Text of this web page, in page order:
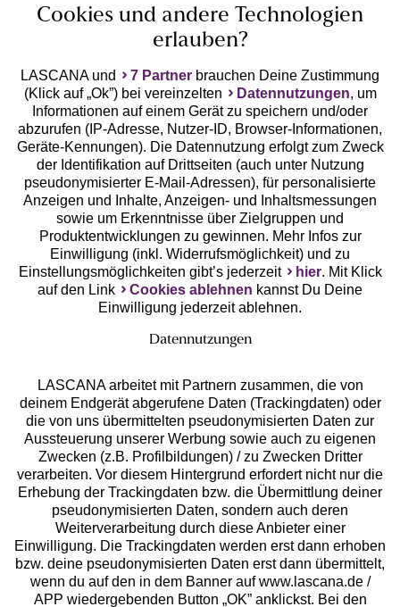
Geprüfte Sicherheit
Unsere Apps
Services
Beratung
Über uns
Rechtliches
Cookies und andere Technologien
erlauben?
LASCANA und 7 Partner brauchen Deine Zustimmung
(Klick auf „Ok”) bei vereinzelten
Datennutzungen, um
Informationen auf einem Gerät zu speichern und/oder
abzurufen (IP-Adresse, Nutzer-ID, Browser-Informationen,
Geräte-Kennungen). Die Datennutzung erfolgt zum Zweck
der Identifikation auf Drittseiten (auch unter Nutzung
pseudonymisierter E-Mail-Adressen), für personalisierte
Anzeigen und Inhalte, Anzeigen- und Inhaltsmessungen
sowie um Erkenntnisse über Zielgruppen und
Produktentwicklungen zu gewinnen. Mehr Infos zur
Einwilligung (inkl. Widerrufsmöglichkeit) und zu
Einstellungsmöglichkeiten gibt’s jederzeit
hier. Mit Klick
auf den Link
Cookies ablehnen kannst Du Deine
Einwilligung jederzeit ablehnen.
Datennutzungen
LASCANA arbeitet mit Partnern zusammen, die von
deinem Endgerät abgerufene Daten (Trackingdaten) oder
die von uns übermittelten pseudonymisierten Daten zur
Aussteuerung unserer Werbung sowie auch zu eigenen
Zwecken (z.B. Profilbildungen) / zu Zwecken Dritter
verarbeiten. Vor diesem Hintergrund erfordert nicht nur die
Erhebung der Trackingdaten bzw. die Übermittlung deiner
pseudonymisierten Daten, sondern auch deren
Weiterverarbeitung durch diese Anbieter einer
Einwilligung. Die Trackingdaten werden erst dann erhoben
bzw. deine pseudonymisierten Daten erst dann übermittelt,
wenn du auf den in dem Banner auf www.lascana.de /
APP wiedergebenden Button „OK” anklickst. Bei den